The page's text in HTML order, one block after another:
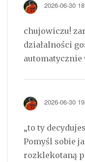
2026-06-30
chujowiczu!
działalności
2026-06-30
„to ty
Pomyśl sobie
rozklekotaną